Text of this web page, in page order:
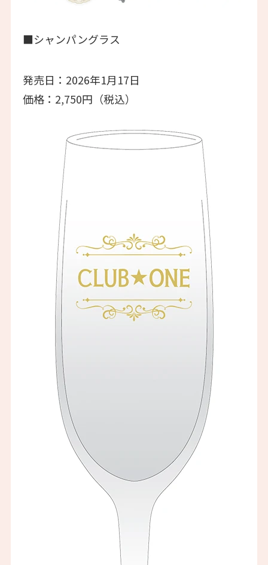
■シャンパングラス
発売日：2026年1月17日
価格：2,750円（税込）